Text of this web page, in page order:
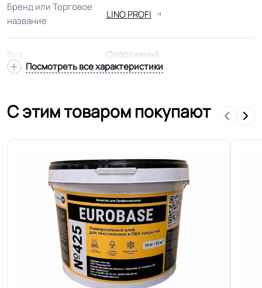
Бренд или Торговое
название
LINO PROFI
Вид Спортивный
Удельное
ACTION 65
Гетерогенный многослойный пвх
Плотный ПВХ
2.0 м
Посмотреть все характеристики
С этим товаром покупают